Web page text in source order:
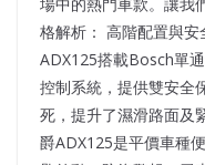
場中的熱門車款。讓我
格解析： 高階配置與安
ADX125搭載Bosch單
控制系統，提供雙安全
死，提升了濕滑路面及
爵ADX125是平價車種